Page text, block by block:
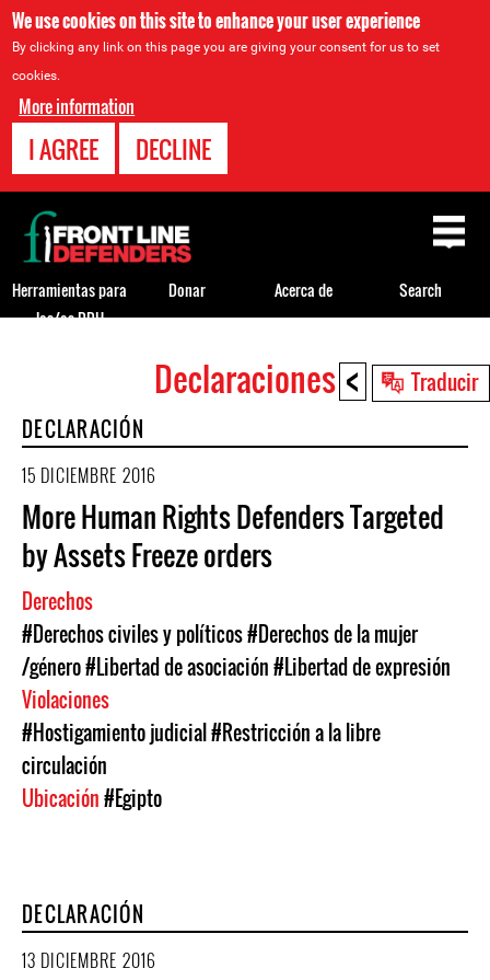
We use cookies on this site to enhance your user experience
By clicking any link on this page you are giving your consent for us to set
cookies.
More information
I AGREE DECLINE
< Traducir
top
Declaraciones
DECLARACIÓN
15 DICIEMBRE 2016
More Human Rights Defenders Targeted
by Assets Freeze orders
Derechos
#Derechos civiles y políticos#Derechos de la mujer
/género#Libertad de asociación#Libertad de expresión
Violaciones
#Hostigamiento judicial#Restricción a la libre
circulación
Ubicación#Egipto
DECLARACIÓN
13 DICIEMBRE 2016
Back
to
top
Herramientas para
los/as DDH
Donar Acerca de Search